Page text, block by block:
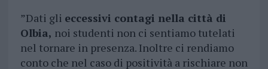
”Dati gli eccessivi contagi nella città di
Olbia, noi studenti non ci sentiamo tutelati
nel tornare in presenza. Inoltre ci rendiamo
conto che nel caso di positività a rischiare non